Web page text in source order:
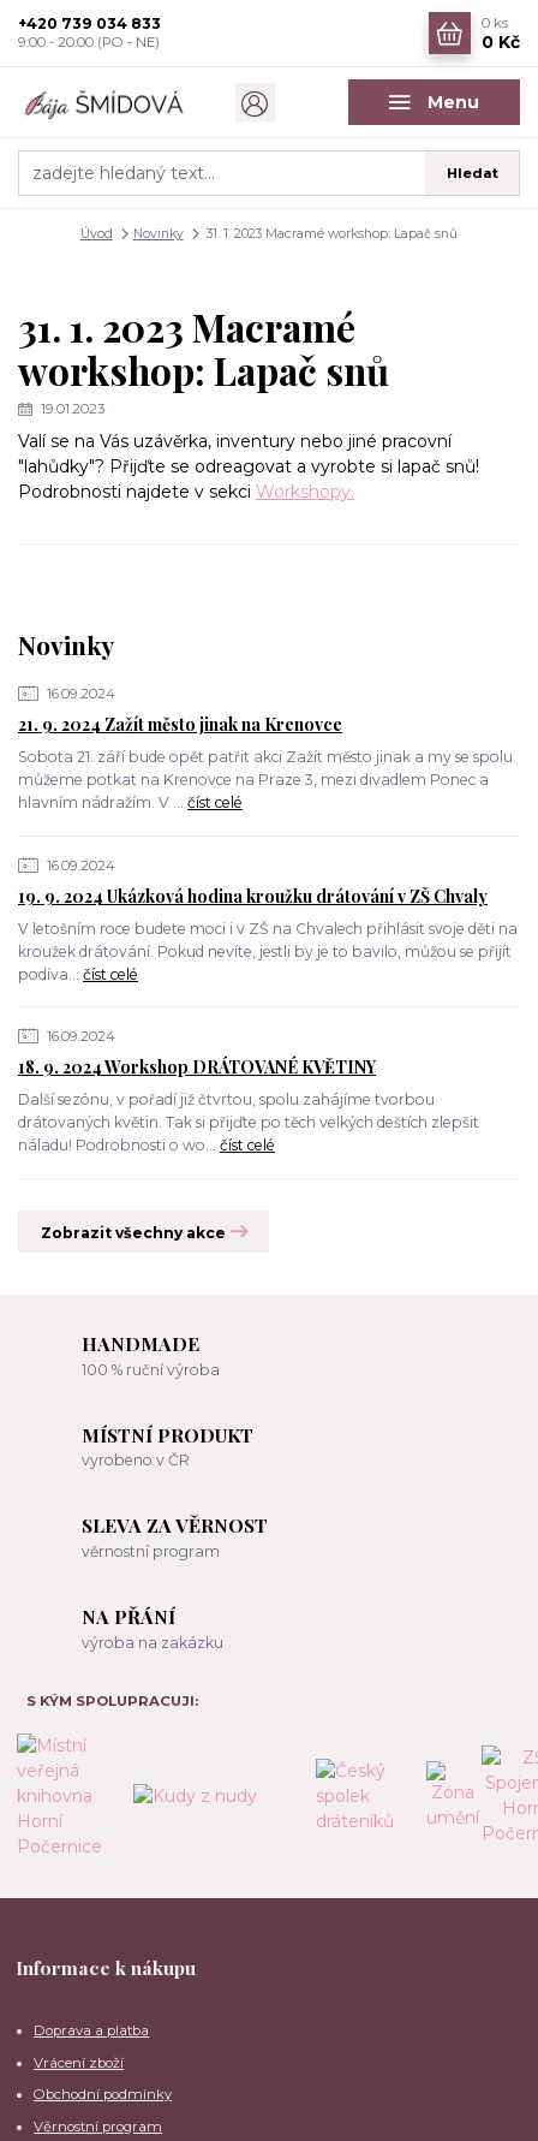
Menu
Hledat
+420 739 034 833
9:00 - 20:00 (PO - NE)
0 ks
0 Kč
Úvod Novinky 31. 1. 2023 Macramé workshop: Lapač snů
Novinky
16.09.2024
21. 9. 2024 Zažít město jinak na Krenovce
Sobota 21. září bude opět patřit akci Zažít město jinak a my se spolu
můžeme potkat na Krenovce na Praze 3, mezi divadlem Ponec a
hlavním nádražím. V ... číst celé
16.09.2024
19. 9. 2024 Ukázková hodina kroužku drátování v ZŠ Chvaly
V letošním roce budete moci i v ZŠ na Chvalech přihlásit svoje děti na
kroužek drátování. Pokud nevíte, jestli by je to bavilo, můžou se přijít
podíva... číst celé
16.09.2024
18. 9. 2024 Workshop DRÁTOVANÉ KVĚTINY
Další sezónu, v pořadí již čtvrtou, spolu zahájíme tvorbou
drátovaných květin. Tak si přijďte po těch velkých deštích zlepšit
náladu! Podrobnosti o wo... číst celé
Zobrazit všechny akce
31. 1. 2023 Macramé
workshop: Lapač snů
19.01.2023
Valí se na Vás uzávěrka, inventury nebo jiné pracovní
"lahůdky"? Přijďte se odreagovat a vyrobte si lapač snů!
Podrobnosti najdete v sekci Workshopy.
HANDMADE
100 % ruční výroba
MÍSTNÍ PRODUKT
vyrobeno v ČR
SLEVA ZA VĚRNOST
věrnostní program
NA PŘÁNÍ
výroba na zakázku
S KÝM SPOLUPRACUJI:
Informace k nákupu
Doprava a platba
Vrácení zboží
Obchodní podmínky
Věrnostní program